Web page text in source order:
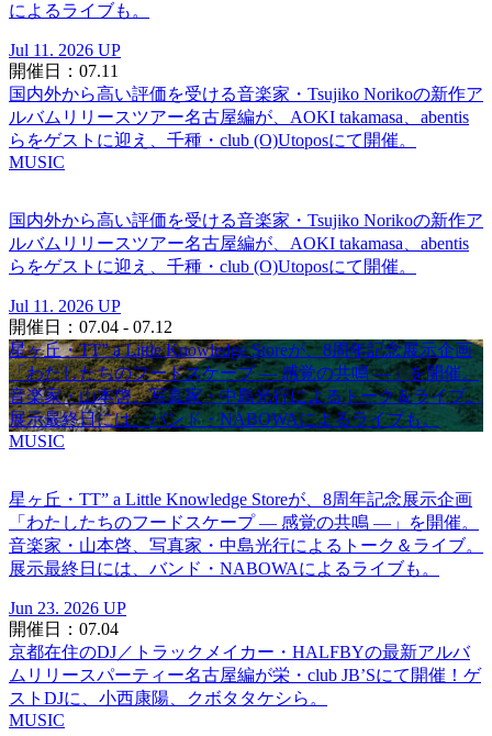
によるライブも。
Jul 11. 2026 UP
開催日：07.11
国内外から高い評価を受ける音楽家・Tsujiko Norikoの新作ア
ルバムリリースツアー名古屋編が、AOKI takamasa、abentis
らをゲストに迎え、千種・club (O)Utoposにて開催。
MUSIC
国内外から高い評価を受ける音楽家・Tsujiko Norikoの新作ア
ルバムリリースツアー名古屋編が、AOKI takamasa、abentis
らをゲストに迎え、千種・club (O)Utoposにて開催。
Jul 11. 2026 UP
開催日：07.04 - 07.12
星ヶ丘・TT” a Little Knowledge Storeが、8周年記念展示企画
「わたしたちのフードスケープ ― 感覚の共鳴 ―」を開催。
音楽家・山本啓、写真家・中島光行によるトーク＆ライブ。
展示最終日には、バンド・NABOWAによるライブも。
MUSIC
星ヶ丘・TT” a Little Knowledge Storeが、8周年記念展示企画
「わたしたちのフードスケープ ― 感覚の共鳴 ―」を開催。
音楽家・山本啓、写真家・中島光行によるトーク＆ライブ。
展示最終日には、バンド・NABOWAによるライブも。
Jun 23. 2026 UP
開催日：07.04
京都在住のDJ／トラックメイカー・HALFBYの最新アルバ
ムリリースパーティー名古屋編が栄・club JB’Sにて開催！ゲ
ストDJに、小西康陽、クボタタケシら。
MUSIC